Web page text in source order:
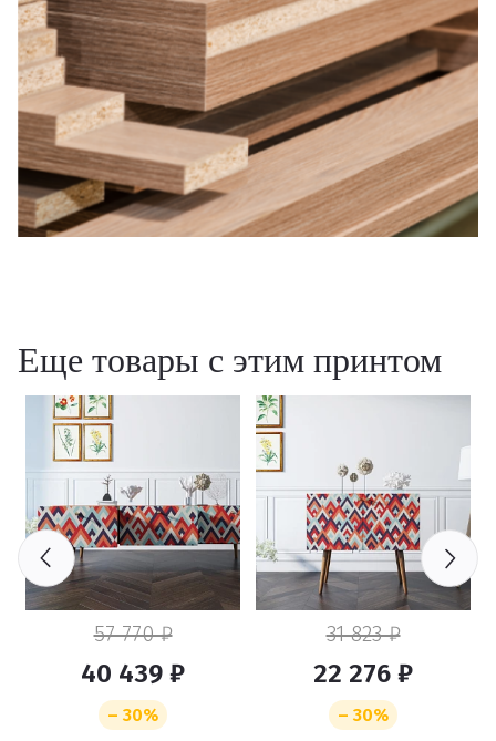
Еще товары с этим принтом
57 770 ₽
40 439 ₽
– 30%
31 823 ₽
22 276 ₽
– 30%